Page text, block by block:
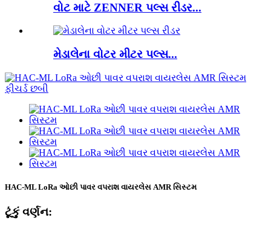
વોટ માટે ZENNER પલ્સ રીડર...
મેડાલેના વોટર મીટર પલ્સ...
HAC-ML LoRa ઓછી પાવર વપરાશ વાયરલેસ AMR સિસ્ટમ
ટૂંકું વર્ણન: